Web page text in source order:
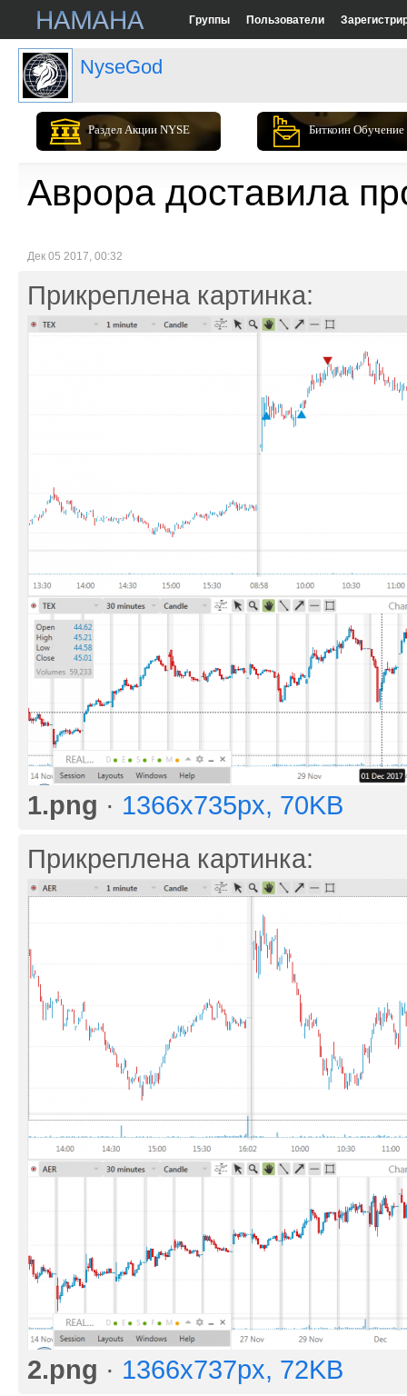
Группы Пользователи
NyseGod
Раздел Акции NYSE Биткоин Обучение
Аврора доставила
Дек 05 2017, 00:32
Прикреплена картинка:
1.png · 1366x735px, 70KB
Прикреплена картинка:
2.png · 1366x737px, 72KB